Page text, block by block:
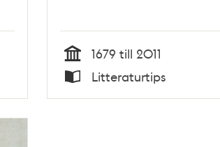
Tid
1679 till 2011
Typ
Litteraturtips